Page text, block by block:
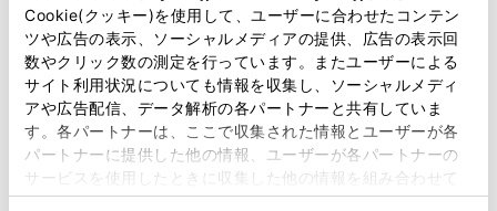
Cookie(クッキー)を使用して、ユーザーに合わせたコンテン
ツや広告の表示、ソーシャルメディアの提供、広告の表示回
数やクリック数の測定を行っています。またユーザーによる
サイト利用状況についても情報を収集し、ソーシャルメディ
アや広告配信、データ解析の各パートナーと共有していま
す。各パートナーは、ここで収集された情報とユーザーが各
パートナーに提供した他の情報、ユーザーが各パートナーの
サービスを使用したときに収集した他の情報を組み合わせて
使用することがあります。当ウェブサイトの使用を続行する
「普通充電器」※が会員価格で利
用できます。
販売店が管理運営する充電器、または株式
会社e-Mobility Power充電器
BEV・PHEV車向けの充電サー